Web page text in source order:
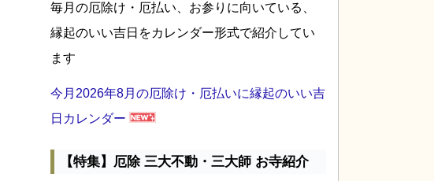
毎月の厄除け・厄払い、お参りに向いている、
縁起のいい吉日をカレンダー形式で紹介してい
ます
今月2026年8月の厄除け・厄払いに縁起のいい吉
日カレンダー
【特集】厄除 三大不動・三大師 お寺紹介